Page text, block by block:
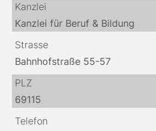
Kanzlei
Kanzlei für Beruf & Bildung
Strasse
Bahnhofstraße 55-57
PLZ
69115
Telefon